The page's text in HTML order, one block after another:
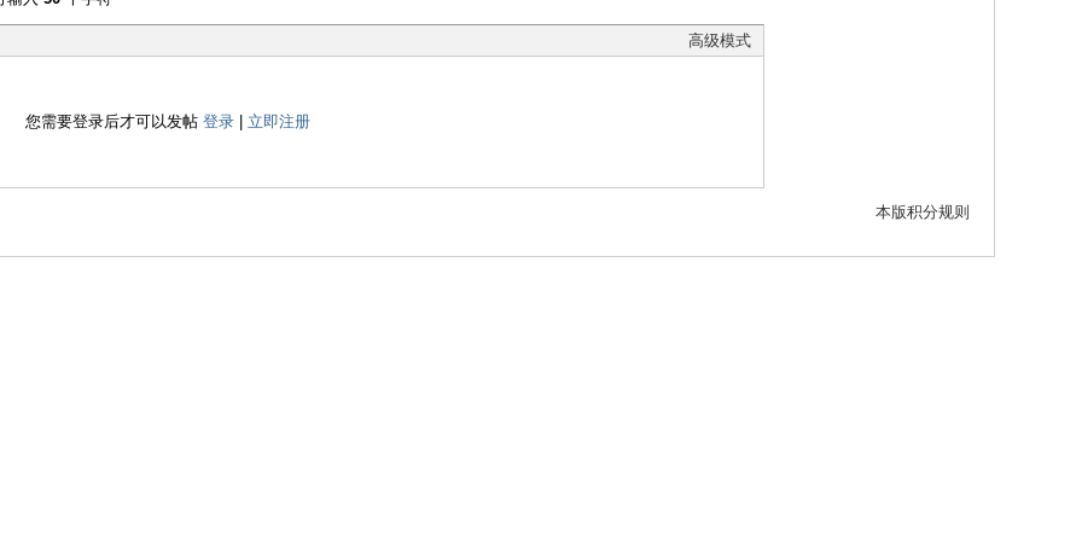
高级模式
您需要登录后才可以发帖 登录 立即注册
本版积分规则